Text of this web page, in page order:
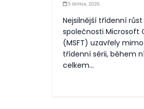
5 SRPNA, 2026
Nejsilnější třídenní
společnosti Microsoft
(MSFT) uzavřely
třídenní sérii, během
celkem...